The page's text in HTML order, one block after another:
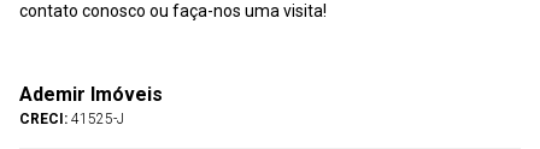
contato conosco ou faça-nos uma visita!
Ademir Imóveis
CRECI: 41525-J